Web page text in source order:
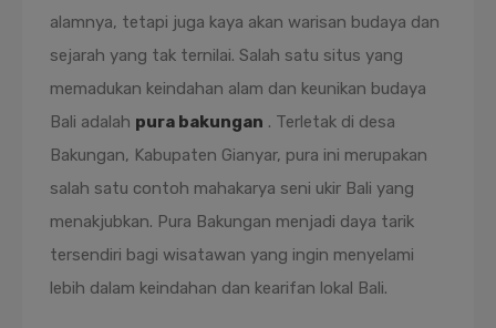
alamnya, tetapi juga kaya akan warisan budaya dan
sejarah yang tak ternilai. Salah satu situs yang
memadukan keindahan alam dan keunikan budaya
Bali adalah pura bakungan . Terletak di desa
Bakungan, Kabupaten Gianyar, pura ini merupakan
salah satu contoh mahakarya seni ukir Bali yang
menakjubkan. Pura Bakungan menjadi daya tarik
tersendiri bagi wisatawan yang ingin menyelami
lebih dalam keindahan dan kearifan lokal Bali.